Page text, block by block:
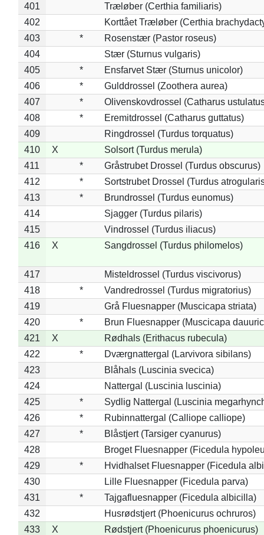
401
Træløber (Certhia familiaris)
402
Korttået Træløber (Certhia
403
*
Rosenstær (Pastor roseus)
404
Stær (Sturnus vulgaris)
405
*
Ensfarvet Stær (Sturnus unicolor)
406
*
Gulddrossel (Zoothera aurea)
407
*
Olivenskovdrossel (Catharus
408
*
Eremitdrossel (Catharus guttatus)
409
Ringdrossel (Turdus torquatus)
410
X
Solsort (Turdus merula)
411
*
Gråstrubet Drossel (Turdus obscurus)
412
*
Sortstrubet Drossel (Turdus
413
*
Brundrossel (Turdus eunomus)
414
Sjagger (Turdus pilaris)
415
Vindrossel (Turdus iliacus)
416
X Sangdrossel (Turdus philomelos)
417
Misteldrossel (Turdus viscivorus)
418
*
Vandredrossel (Turdus migratorius)
419
Grå Fluesnapper (Muscicapa striata)
420
*
Brun Fluesnapper (Muscicapa
421
X
Rødhals (Erithacus rubecula)
422
*
Dværgnattergal (Larvivora sibilans)
423
Blåhals (Luscinia svecica)
424
Nattergal (Luscinia luscinia)
425
*
Sydlig Nattergal (Luscinia
426
*
Rubinnattergal (Calliope calliope)
427
*
Blåstjert (Tarsiger cyanurus)
428
Broget Fluesnapper (Ficedula
429
*
Hvidhalset Fluesnapper (Ficedula
430
Lille Fluesnapper (Ficedula parva)
431
*
Tajgafluesnapper (Ficedula albicilla)
432
Husrødstjert (Phoenicurus ochruros)
433
X
Rødstjert (Phoenicurus phoenicurus)